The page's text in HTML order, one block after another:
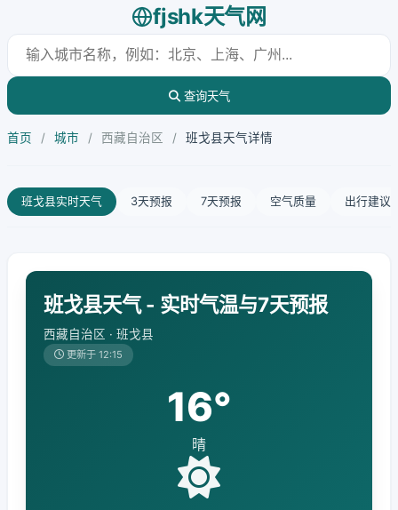
fjshk天气网
查询天气
首页 / 城市 / 西藏自治区 / 班戈县天气详情
班戈县实时天气 3天预报 7天预报 空气质量 出行建议
班戈县天气 - 实时气温与7天预报
西藏自治区 · 班戈县
更新于 12:15
16°
晴